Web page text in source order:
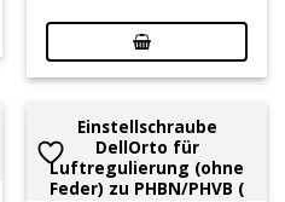
Einstellschraube
DellOrto für
Luftregulierung (ohne
Feder) zu PHBN/PHVB (